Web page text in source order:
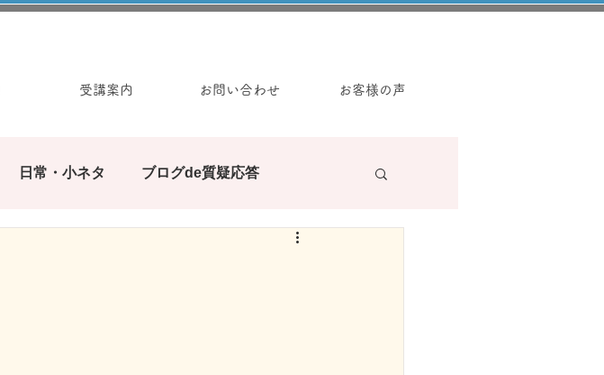
受講案内 お問い合わせ お客様の声
日常・小ネタ ブログde質疑応答